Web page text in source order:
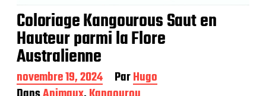
Coloriage Kangourous Saut en
Hauteur parmi la Flore
Australienne
D
a
novembre 19, 2024 ParHugo